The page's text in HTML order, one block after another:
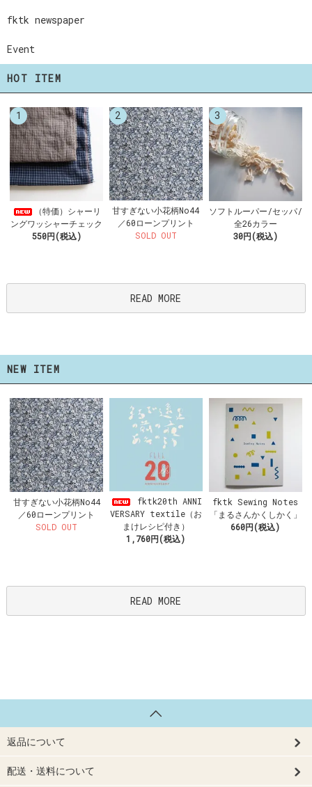
fktk newspaper
Event
HOT ITEM
1
（特価）シャーリ
ングワッシャーチェック
550円(税込)
2
甘すぎない小花柄No44
／60ローンプリント
SOLD OUT
3
ソフトルーパー/セッパ/
全26カラー
30円(税込)
READ MORE
NEW ITEM
甘すぎない小花柄No44
／60ローンプリント
SOLD OUT
fktk20th ANNI
VERSARY textile（お
まけレシピ付き）
1,760円(税込)
fktk Sewing Notes
「まるさんかくしかく」
660円(税込)
READ MORE
返品について
配送・送料について